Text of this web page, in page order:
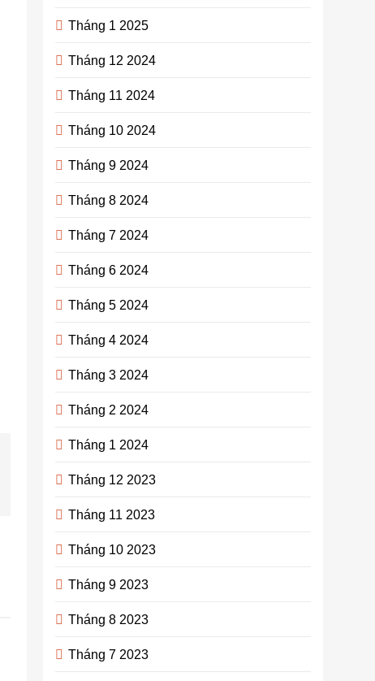
Tháng 1 2025
Tháng 12 2024
Tháng 11 2024
Tháng 10 2024
Tháng 9 2024
Tháng 8 2024
Tháng 7 2024
Tháng 6 2024
Tháng 5 2024
Tháng 4 2024
Tháng 3 2024
Tháng 2 2024
Tháng 1 2024
Tháng 12 2023
Tháng 11 2023
Tháng 10 2023
Tháng 9 2023
Tháng 8 2023
Tháng 7 2023